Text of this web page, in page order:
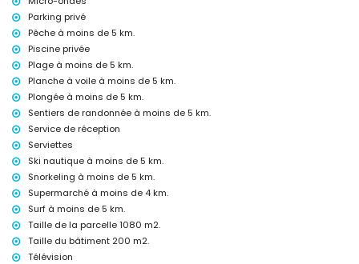
chauffage de la piscine
lit pour enfant/lit bébé (sur demande)
Loisirs et activités de détente pour vos vacances à Javea, Costa
Blanca
cinéma, théâtre, discothèque, bar, promenade (El Arenal et Javea)
(dans un rayon de 5 kilomètres de la maison)
Sites et culture à Javea, Costa Blanca
musée (Histórico de Javea), église (Virgen de Loreto, Puerto, Javea),
monument (Molinos de Viento, Javea), bâtiment architectural (Pueblo
Histórico, Javea) et lieu historique (Histórico de Javea) (dans un
rayon de 5 kilomètres de l'hébergement)
ruine (Pueblo Histórico et Javea) (dans un rayon de 10 kilomètres de
l'hébergement)
château (Portal de la Vila et Denia) (dans un rayon de 25 kilomètres
de l'hébergement)
Sports
Parking privé
Pêche à moins de 5 km.
Piscine privée
Plage à moins de 5 km.
Planche à voile à moins de 5 km.
Plongée à moins de 5 km.
Sentiers de randonnée à moins de 5 km.
Service de réception
Serviettes
Ski nautique à moins de 5 km.
Snorkeling à moins de 5 km.
Supermarché à moins de 4 km.
Surf à moins de 5 km.
Taille de la parcelle 1080 m2.
Taille du bâtiment 200 m2.
Télévision